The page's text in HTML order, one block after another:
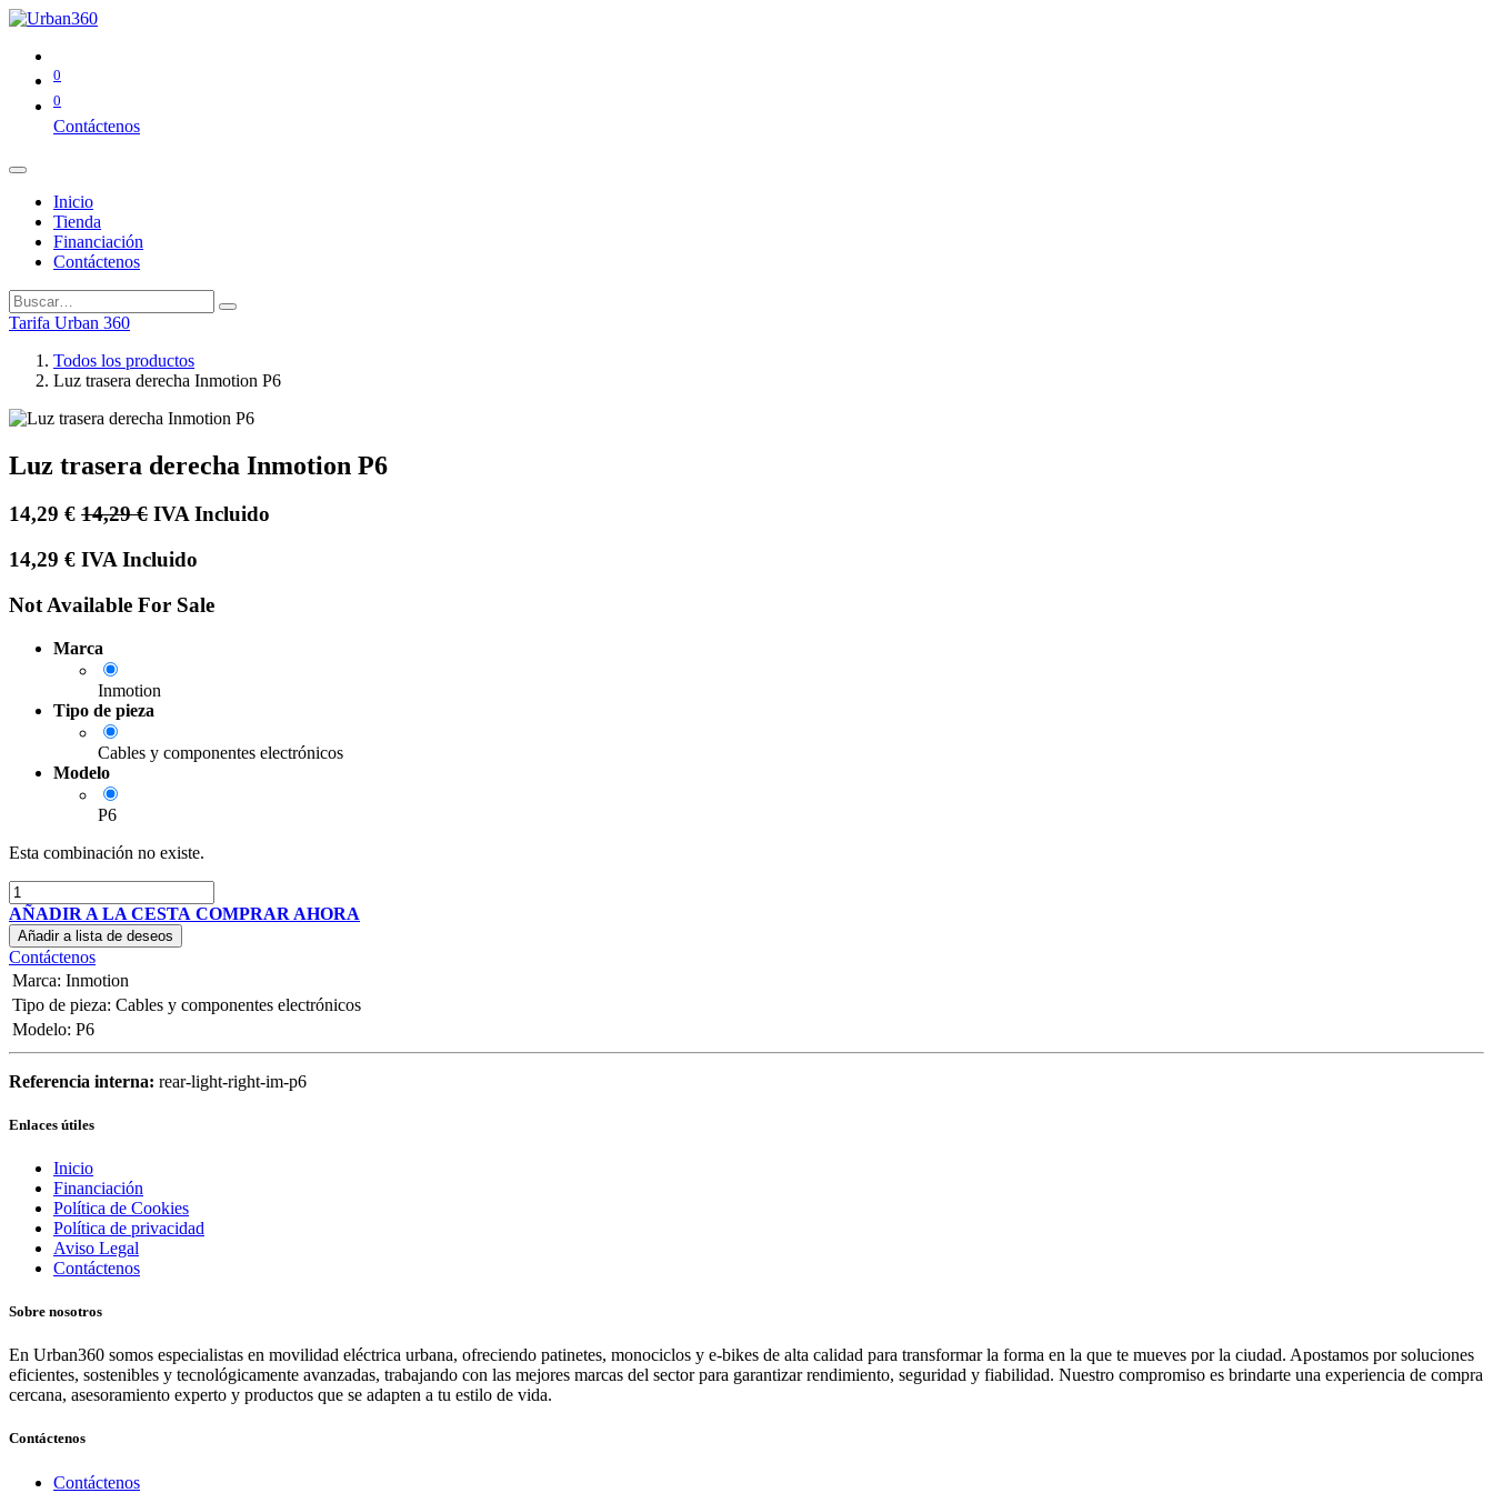
0
0
Contáctenos
Inicio
Tienda
Financiación
Contáctenos
Tarifa Urban 360
Todos los productos
Luz trasera derecha Inmotion P6
Luz trasera derecha Inmotion P6
14,29 € 14,29€ IVA Incluido
14,29 € IVA Incluido
Not Available For Sale
Marca
Inmotion
Tipo de pieza
Cables y componentes electrónicos
Modelo
P6
Esta combinación no existe.
AÑADIR A LA CESTA COMPRAR AHORA
Añadir a lista de deseos
Contáctenos
Marca: Inmotion
Tipo de pieza: Cables y componentes electrónicos
Modelo: P6
Referencia interna: rear-light-right-im-p6
Enlaces útiles
Inicio
Financiación
Política de Cookies
Política de privacidad
Aviso Legal
Contáctenos
Sobre nosotros
En Urban360 somos especialistas en movilidad eléctrica urbana, ofreciendo patinetes, monociclos y e-bikes de alta calidad para transformar la forma en la que te mueves por la ciudad. Apostamos por soluciones
eficientes, sostenibles y tecnológicamente avanzadas, trabajando con las mejores marcas del sector para garantizar rendimiento, seguridad y fiabilidad. Nuestro compromiso es brindarte una experiencia de compra
cercana, asesoramiento experto y productos que se adapten a tu estilo de vida.
Contáctenos
Contáctenos